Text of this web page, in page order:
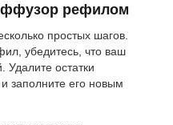
рефилом
простых шагов.
убедитесь, что ваш
остатки
заполните его новым